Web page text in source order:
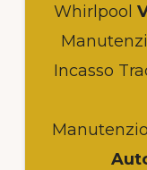
Whirlpool
Incasso